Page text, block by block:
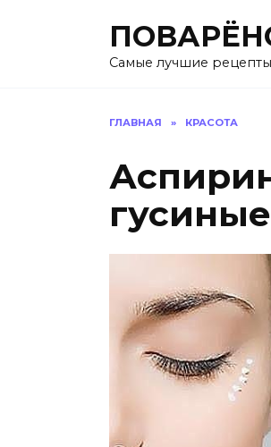
Самые лучшие
ГЛАВНАЯ » КРАСОТА